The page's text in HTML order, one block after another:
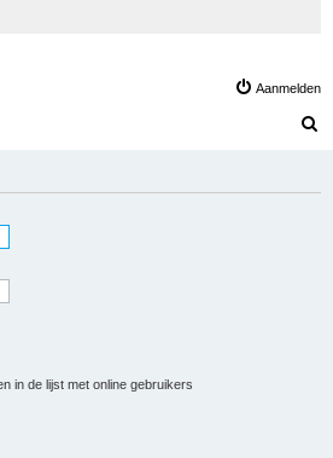
Aanmelden
in de lijst met online gebruikers